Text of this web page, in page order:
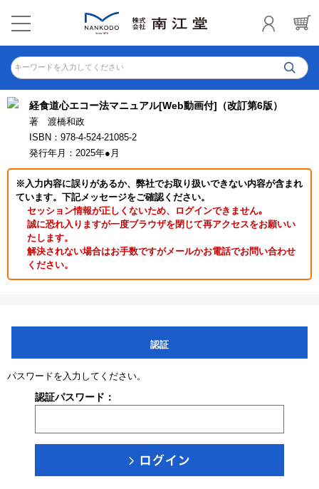
キーワードを入力してください
経食道心エコー法マニュアル[Web動画付]（改訂第6版）
著 渡橋和政
ISBN：978-4-524-21085-2
発行年月：2025年●月
※入力内容に誤りがあるか、弊社でお取り扱いできない内容が含まれ
ています。下記メッセージをご確認ください。
セッション情報が正しくないため、ログインできません｡
誠に恐れ入りますが一度ブラウザを閉じて再アクセスをお願いい
たします。
解決されない場合はお手数ですがメールかお電話でお問い合わせ
ください。
認証
パスワードを入力してください。
認証パスワード：